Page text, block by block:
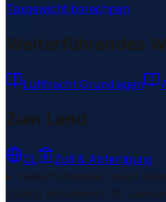
Taxgewicht berechnen
Weiterführendes
Luftfracht Grundlagen
Zum Land
CL
Zoll & Abfertigung
Weiterführende Links1
Zuletzt aktualisiert: 31.